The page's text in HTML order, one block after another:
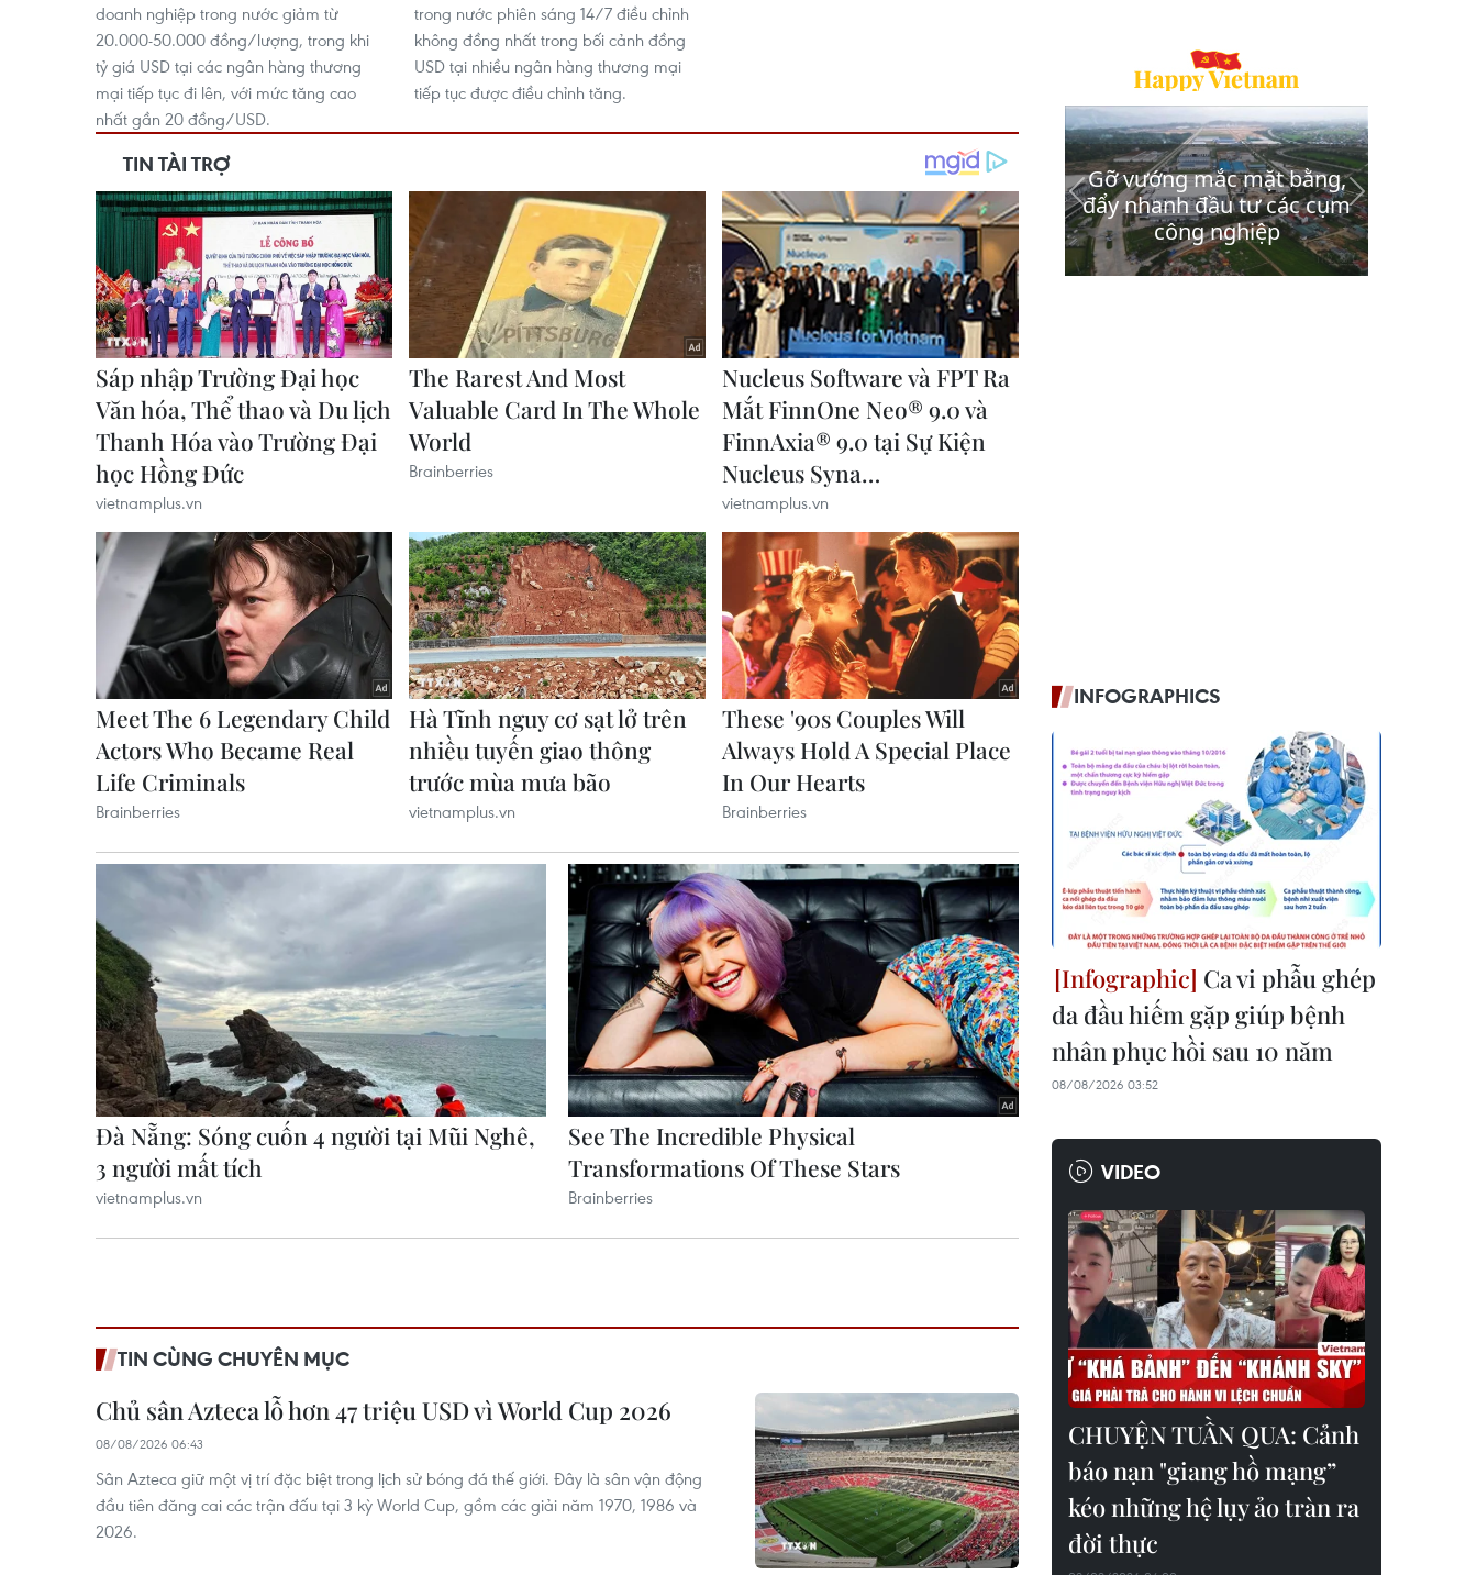
doanh nghiệp trong nước giảm từ
20.000-50.000 đồng/lượng, trong khi
tỷ giá USD tại các ngân hàng thương
mại tiếp tục đi lên, với mức tăng cao
nhất gần 20 đồng/USD.
trong nước phiên sáng 14/7 điều chỉnh
không đồng nhất trong bối cảnh đồng
USD tại nhiều ngân hàng thương mại
tiếp tục được điều chỉnh tăng.
TIN CÙNG CHUYÊN MỤC
Chủ sân Azteca lỗ hơn 47 triệu USD vì World Cup 2026
08/08/2026 06:43
Sân Azteca giữ một vị trí đặc biệt trong lịch sử bóng đá thế giới. Đây là sân vận động
đầu tiên đăng cai các trận đấu tại 3 kỳ World Cup, gồm các giải năm 1970, 1986 và
2026.
INFOGRAPHICS
Ca vi phẫu ghép
da đầu hiếm gặp giúp bệnh
nhân phục hồi sau 10 năm
08/08/2026 03:52
VIDEO
CHUYỆN TUẦN QUA: Cảnh
báo nạn "giang hồ mạng”
kéo những hệ lụy ảo tràn ra
đời thực